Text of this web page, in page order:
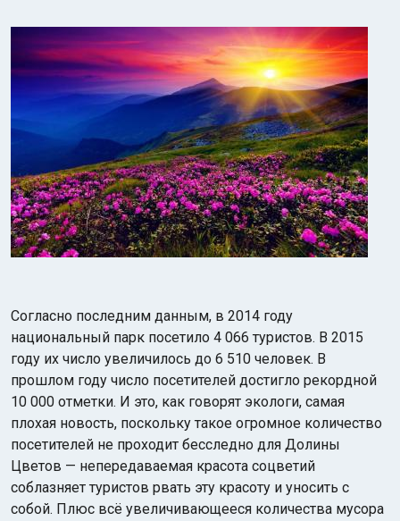
Согласно последним данным, в 2014 году
национальный парк посетило 4 066 туристов. В 2015
году их число увеличилось до 6 510 человек. В
прошлом году число посетителей достигло рекордной
10 000 отметки. И это, как говорят экологи, самая
плохая новость, поскольку такое огромное количество
посетителей не проходит бесследно для Долины
Цветов — непередаваемая красота соцветий
соблазняет туристов рвать эту красоту и уносить с
собой. Плюс всё увеличивающееся количества мусора